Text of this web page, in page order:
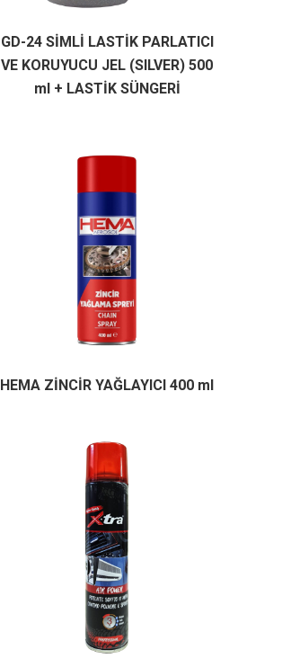
GD-24 SİMLİ LASTİK PARLATICI
VE KORUYUCU JEL (SILVER) 500
ml + LASTİK SÜNGERİ
HEMA ZİNCİR YAĞLAYICI 400 ml